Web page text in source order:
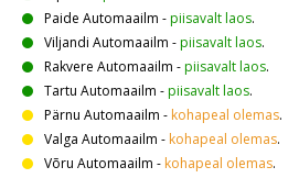
Paide Automaailm -piisavalt laos.
Viljandi Automaailm -piisavalt laos.
Rakvere Automaailm -piisavalt laos.
Tartu Automaailm -piisavalt laos.
Pärnu Automaailm - kohapeal olemas.
Valga Automaailm - kohapeal olemas.
Võru Automaailm - kohapeal olemas.